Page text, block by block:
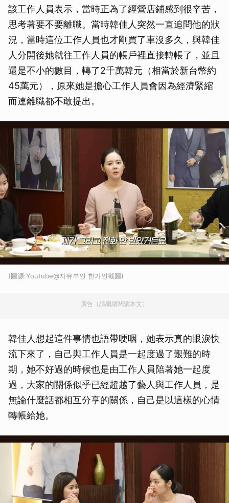
該工作人員表示，當時正為了經營店鋪感到很辛苦，
思考著要不要離職。當時韓佳人突然一直追問他的狀
況，當時這位工作人員也才剛買了車沒多久，與韓佳
人分開後她就往工作人員的帳戶裡直接轉帳了，並且
還是不小的數目，轉了2千萬韓元（相當於新台幣約
45萬元），原來她是擔心工作人員會因為經濟緊縮
而連離職都不敢提出。
(圖源:Youtube@자유부인 한가인截圖)
廣告（請繼續閱讀本文）
韓佳人想起這件事情也語帶哽咽，她表示真的眼淚快
流下來了，自己與工作人員是一起度過了艱難的時
期，她不好過的時候也是由工作人員陪著她一起度
過，大家的關係似乎已經超越了藝人與工作人員，是
無論什麼話都相互分享的關係，自己是以這樣的心情
轉帳給她。